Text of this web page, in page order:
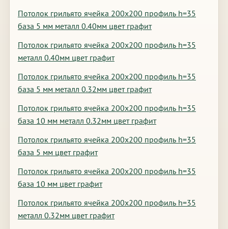
Потолок грильято ячейка 200х200 профиль h=35
база 5 мм металл 0.40мм цвет графит
Потолок грильято ячейка 200х200 профиль h=35
металл 0.40мм цвет графит
Потолок грильято ячейка 200х200 профиль h=35
база 5 мм металл 0.32мм цвет графит
Потолок грильято ячейка 200х200 профиль h=35
база 10 мм металл 0.32мм цвет графит
Потолок грильято ячейка 200х200 профиль h=35
база 5 мм цвет графит
Потолок грильято ячейка 200х200 профиль h=35
база 10 мм цвет графит
Потолок грильято ячейка 200х200 профиль h=35
металл 0.32мм цвет графит